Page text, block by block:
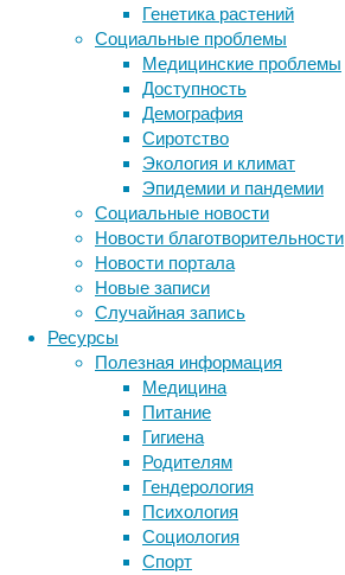
Генетика растений
Социальные проблемы
Медицинские проблемы
Доступность
Демография
Сиротство
Экология и климат
Эпидемии и пандемии
Социальные новости
Новости благотворительности
Новости портала
Новые записи
Случайная запись
Ресурсы
Полезная информация
Медицина
Питание
Гигиена
Родителям
Гендерология
Психология
Социология
Спорт
он
окисляется
печени.
Ацетат
—
метаболит
этанола,
который
производится
ферментом
ALDH2.
Он
взаимодействует